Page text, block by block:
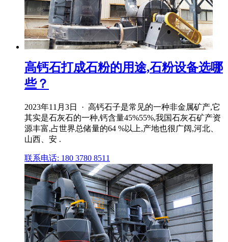
高钙石打成石粉的用途,石粉设备选哪
些？
2023年11月3日 · 高钙石子是常见的一种非金属矿产,它
其实是石灰石的一种,钙含量45%55%,我国石灰石矿产资
源丰富,占世界总储量的64 %以上,产地也很广阔,河北、
山西、安 .
联系电话: 180 3780 8511